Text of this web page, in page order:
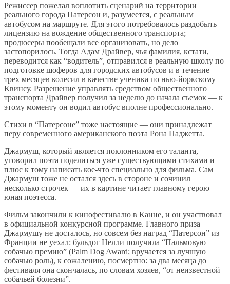
Режиссер пожелал воплотить сценарий на территории
реального города Патерсон и, разумеется, с реальным
автобусом на маршруте. Для этого потребовалось раздобыть
лицензию на вождение общественного транспорта;
продюсеры пообещали все организовать, но дело
застопорилось. Тогда Адам Драйвер, чья фамилия, кстати,
переводится как “водитель”, отправился в реальную школу по
подготовке шоферов для городских автобусов и в течение
трех месяцев колесил в качестве ученика по нью-йоркскому
Квинсу. Разрешение управлять средством общественного
транспорта Драйвер получил за неделю до начала съемок — к
этому моменту он водил автобус вполне профессионально.
Стихи в “Патерсоне” тоже настоящие — они принадлежат
перу современного американского поэта Рона Паджетта.
Джармуш, который является поклонником его таланта,
уговорил поэта поделиться уже существующими стихами и
плюс к тому написать кое-что специально для фильма. Сам
Джармуш тоже не остался здесь в стороне и сочинил
несколько строчек — их в картине читает главному герою
юная поэтесса.
Фильм закончили к кинофестивалю в Канне, и он участвовал
в официальной конкурсной программе. Главного приза
Джармушу не досталось, но совсем без наград “Патерсон” из
Франции не уехал: бульдог Нелли получила “Пальмовую
собачью премию” (Palm Dog Award; вручается за лучшую
собачью роль), к сожалению, посмертно: за два месяца до
фестиваля она скончалась, по словам хозяев, “от неизвестной
собачьей болезни”.